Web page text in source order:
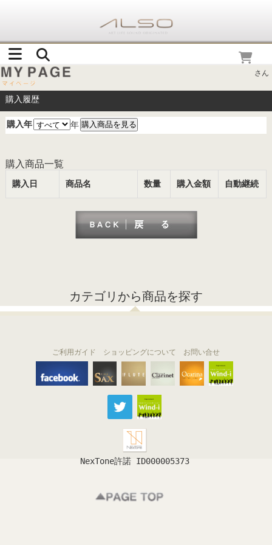
さん
購入履歴
購入年 年
購入商品一覧
購入日 商品名 数量 購入金額 自動継続
カテゴリから商品を探す
THE SAX The Clarinet
Ocarina
ご利用ガイド ショッピングについて お問い合せ
NexTone許諾 ID000005373